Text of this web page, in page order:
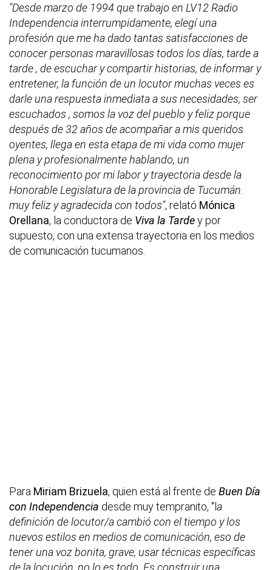
"Desde marzo de 1994 que trabajo en LV12 Radio
Independencia interrumpidamente, elegí una
profesión que me ha dado tantas satisfacciones de
conocer personas maravillosas todos los días, tarde a
tarde , de escuchar y compartir historias, de informar y
entretener, la función de un locutor muchas veces es
darle una respuesta inmediata a sus necesidades, ser
escuchados , somos la voz del pueblo y feliz porque
después de 32 años de acompañar a mis queridos
oyentes, llega en esta etapa de mi vida como mujer
plena y profesionalmente hablando, un
reconocimiento por mi labor y trayectoria desde la
Honorable Legislatura de la provincia de Tucumán.
muy feliz y agradecida con todos", relató Mónica
Orellana, la conductora de Viva la Tardey por
supuesto, con una extensa trayectoria en los medios
de comunicación tucumanos.
Para Miriam Brizuela, quien está al frente de Buen Día
con Independencia desde muy tempranito, "l a
definición de locutor/a cambió con el tiempo y los
nuevos estilos en medios de comunicación, eso de
tener una voz bonita, grave, usar técnicas específicas
de la locución, no lo es todo. Es construir una